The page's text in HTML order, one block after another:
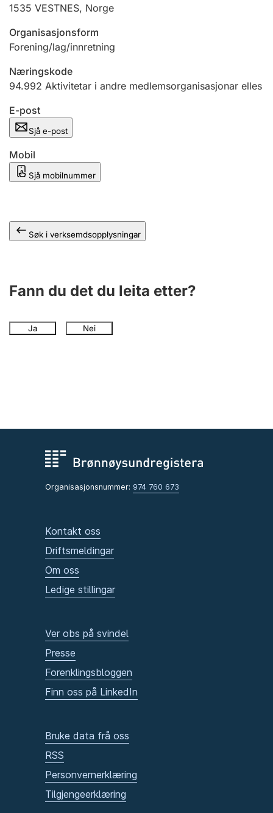
1535 VESTNES, Norge
Organisasjonsform
Forening/lag/innretning
Næringskode
94.992 Aktivitetar i andre medlemsorganisasjonar elles
E-post
Sjå e-post
Mobil
Sjå mobilnummer
Søk i verksemdsopplysningar
Fann du det du leita etter?
Ja Nei
Organisasjonsnummer: 974 760 673
Kontakt oss
Driftsmeldingar
Om oss
Ledige stillingar
Ver obs på svindel
Presse
Forenklingsbloggen
Finn oss på LinkedIn
Bruke data frå oss
RSS
Personvernerklæring
Tilgjengeerklæring